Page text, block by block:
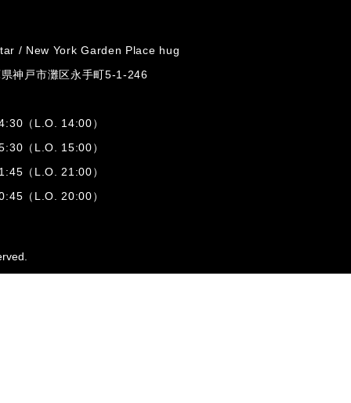
/ New York Garden Place hug
神戸市灘区永手町5-1-246
（L.O. 14:00）
（L.O. 15:00）
（L.O. 21:00）
（L.O. 20:00）